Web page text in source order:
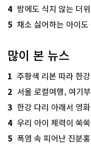
4 밤에도 식지 않는 더
5 채소 싫어하는 아이도 즐
많이 본 뉴스
1 주황색 리본 따라 한강부
2 서울 로컬여행, 여기
3 한강 다리 아래서 영
4 우리 아이 체력이 쑥
5 폭염 속 피어난 진분